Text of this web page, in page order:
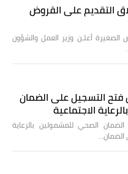
التقديم على القروض
أعلـن وزير العمل والشؤون
فتح التسجيل على الضمان
الاجتماعية
الصحي للمشمولين بالرعاية
الضمان…